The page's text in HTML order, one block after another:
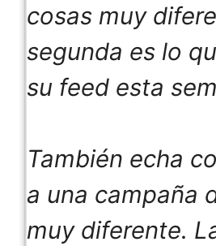
cosas muy
segunda es lo
su feed esta
También echa
a una campaña
muy diferente.